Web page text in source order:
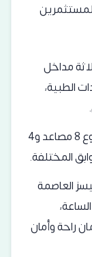
مداخل
الطبية،
: يضم المشروع 8 مصاعد و4
المختلفة.
العاصمة
راحة وأمان